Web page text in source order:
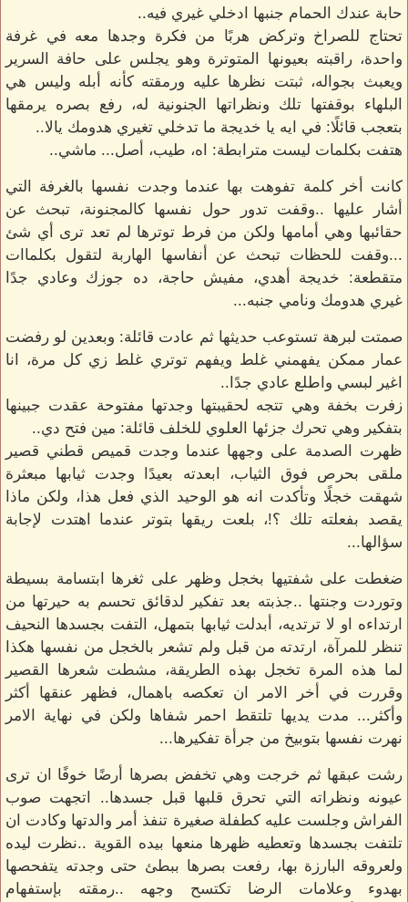
حابة عندك الحمام جنبها ادخلي غيري فيه..
تحتاج للصراخ وتركض هربًا من فكرة وجدها معه في غرفة
واحدة، راقبته بعيونها المتوترة وهو يجلس على حافة السرير
ويعبث بجواله، ثبتت نظرها عليه ورمقته كأنه أبله وليس هي
البلهاء بوقفتها تلك ونظراتها الجنونية له، رفع بصره يرمقها
بتعجب قائلًا: في ايه يا خديجة ما تدخلي تغيري هدومك يالا..
هتفت بكلمات ليست مترابطة: اه، طيب، أصل... ماشي..
كانت أخر كلمة تفوهت بها عندما وجدت نفسها بالغرفة التي
أشار عليها ..وقفت تدور حول نفسها كالمجنونة، تبحث عن
حقائبها وهي أمامها ولكن من فرط توترها لم تعد ترى أي شئ
...وقفت للحظات تبحث عن أنفاسها الهاربة لتقول بكلماات
متقطعة: خديجة أهدي، مفيش حاجة، ده جوزك وعادي جدًا
غيري هدومك ونامي جنبه...
صمتت لبرهة تستوعب حديثها ثم عادت قائلة: وبعدين لو رفضت
عمار ممكن يفهمني غلط ويفهم توتري غلط زي كل مرة، انا
اغير لبسي واطلع عادي جدًا..
زفرت بخفة وهي تتجه لحقيبتها وجدتها مفتوحة عقدت جبينها
بتفكير وهي تحرك جزئها العلوي للخلف قائلة: مين فتح دي..
ظهرت الصدمة على وجهها عندما وجدت قميص قطني قصير
ملقى بحرص فوق الثياب، ابعدته بعيدًا وجدت ثيابها مبعثرة
شهقت خجلًا وتأكدت انه هو الوحيد الذي فعل هذا، ولكن ماذا
يقصد بفعلته تلك ؟!، بلعت ريقها بتوتر عندما اهتدت لإجابة
سؤالها...
ضغطت على شفتيها بخجل وظهر على ثغرها ابتسامة بسيطة
وتوردت وجنتها ..جذبته بعد تفكير لدقائق تحسم به حيرتها من
ارتداءه او لا ترتديه، أبدلت ثيابها بتمهل، التفت بجسدها النحيف
تنظر للمرآة، ارتدته من قبل ولم تشعر بالخجل من نفسها هكذا
لما هذه المرة تخجل بهذه الطريقة، مشطت شعرها القصير
وقررت في أخر الامر ان تعكصه باهمال، فظهر عنقها أكثر
وأكثر... مدت يديها تلتقط احمر شفاها ولكن في نهاية الامر
نهرت نفسها بتوبيخ من جرأة تفكيرها...
رشت عبقها ثم خرجت وهي تخفض بصرها أرضًا خوفًا ان ترى
عيونه ونظراته التي تحرق قلبها قبل جسدها.. اتجهت صوب
الفراش وجلست عليه كطفلة صغيرة تنفذ أمر والدتها وكادت ان
تلتفت بجسدها وتعطيه ظهرها منعها بيده القوية ..نظرت ليده
ولعروقه البارزة بها، رفعت بصرها ببطئ حتى وجدته يتفحصها
بهدوء وعلامات الرضا تكتسح وجهه ..رمقته بإستفهام